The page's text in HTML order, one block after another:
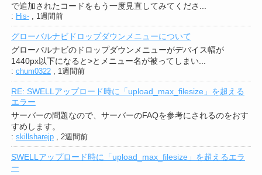
で追加されたコードをもう一度見直してみてくださ...
: His-, 1週間前
グローバルナビドロップダウンメニューについて
グローバルナビのドロップダウンメニューがデバイス幅が
1440px以下になると>とメニュー名が被ってしまい...
: chum0322, 1週間前
RE: SWELLアップロード時に「upload_max_filesize」を超える
エラー
サーバーの問題なので、サーバーのFAQを参考にされるのをおす
すめします。
: skillsharejp, 2週間前
SWELLアップロード時に「upload_max_filesize」を超えるエラ
ー